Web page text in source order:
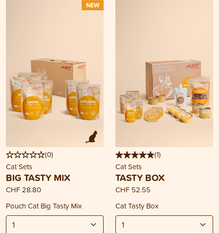
NEW
(0)
Cat Sets
BIG TASTY MIX
CHF 28.80
Pouch Cat Big Tasty Mix
(1)
Cat Sets
TASTY BOX
CHF 52.55
Cat Tasty Box